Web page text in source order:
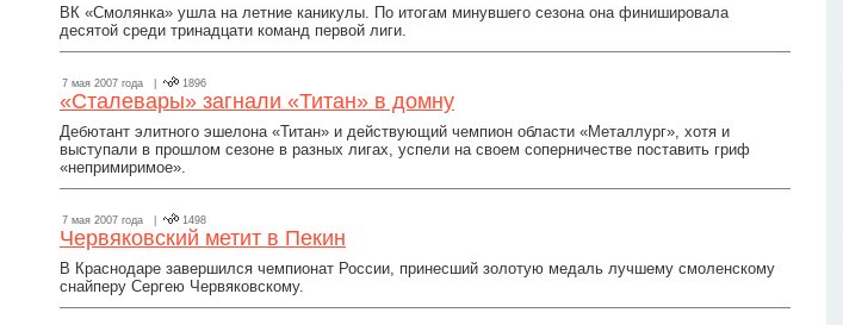
ВК «Смолянка» ушла на летние каникулы. По итогам минувшего сезона она финишировала
десятой среди тринадцати команд первой лиги.
7 мая 2007 года | 1896
«Сталевары» загнали «Титан» в домну
Дебютант элитного эшелона «Титан» и действующий чемпион области «Металлург», хотя и
выступали в прошлом сезоне в разных лигах, успели на своем соперничестве поставить гриф
«непримиримое».
7 мая 2007 года | 1498
Червяковский метит в Пекин
В Краснодаре завершился чемпионат России, принесший золотую медаль лучшему смоленскому
снайперу Сергею Червяковскому.